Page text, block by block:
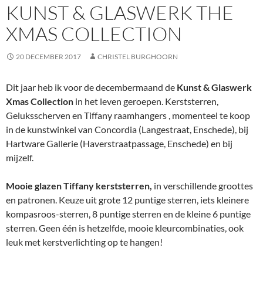
KUNST & GLASWERK THE
XMAS COLLECTION
20 DECEMBER 2017 CHRISTEL BURGHOORN
Dit jaar heb ik voor de decembermaand de Kunst & Glaswerk
Xmas Collection in het leven geroepen. Kerststerren,
Geluksscherven en Tiffany raamhangers , momenteel te koop
in de kunstwinkel van Concordia (Langestraat, Enschede), bij
Hartware Gallerie (Haverstraatpassage, Enschede) en bij
mijzelf.
Mooie glazen Tiffany kerststerren, in verschillende groottes
en patronen. Keuze uit grote 12 puntige sterren, iets kleinere
kompasroos-sterren, 8 puntige sterren en de kleine 6 puntige
sterren. Geen één is hetzelfde, mooie kleurcombinaties, ook
leuk met kerstverlichting op te hangen!